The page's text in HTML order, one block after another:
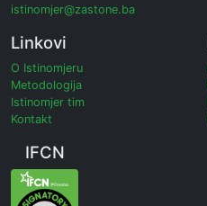
istinomjer@zastone.ba
Linkovi
O Istinomjeru
Metodologija
Istinomjer tim
Kontakt
IFCN